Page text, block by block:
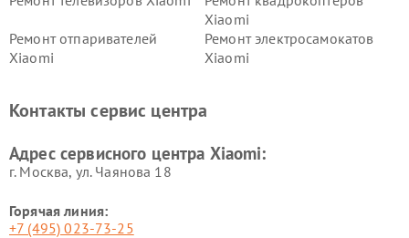
Xiaomi
Ремонт отпаривателей
Xiaomi
Ремонт электросамокатов
Xiaomi
Ремонт стиральных машин
Ремонт смарт-часов Xiaomi
Контакты сервис центра
Адрес сервисного центра Xiaomi:
г. Москва, ул. Чаянова 18
Горячая линия:
+7 (495) 023-73-25